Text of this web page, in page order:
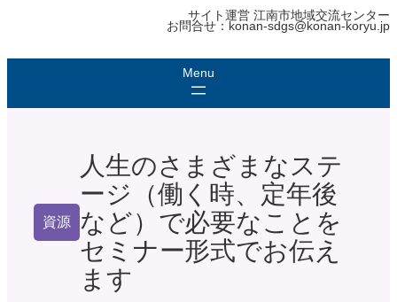
h
f
r
ム
サイト運営 江南市地域交流センター
お問合せ：konan-sdgs@konan-koryu.jp
資源
人生のさまざまなステ
ージ（働く時、定年後
など）で必要なことを
セミナー形式でお伝え
ます